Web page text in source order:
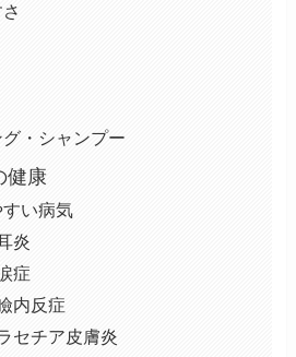
グ・シャンプー
健康
い病気
炎
症
内反症
セチア皮膚炎